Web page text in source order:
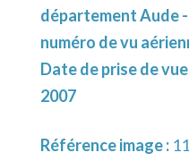
département Aude -
numéro de vu
Date de prise de
2007
Référence image :